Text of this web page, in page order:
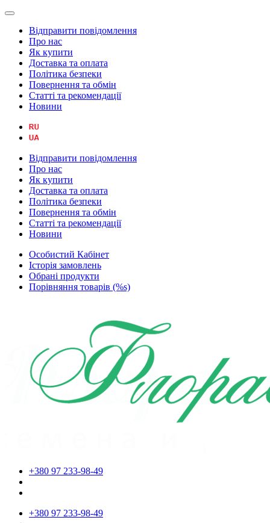
Відправити повідомлення
Про нас
Як купити
Доставка та оплата
Політика безпеки
Повернення та обмін
Статті та рекомендації
Новини
Відправити повідомлення
Про нас
Як купити
Доставка та оплата
Політика безпеки
Повернення та обмін
Статті та рекомендації
Новини
Особистий Кабінет
Історія замовлень
Обрані продукти
Порівняння товарів (%s)
+380 97 233-98-49
+380 97 233-98-49